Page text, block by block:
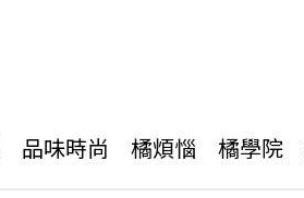
品味時尚 橘煩惱 橘學院